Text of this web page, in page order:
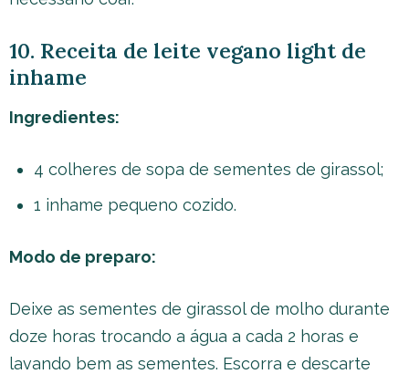
10. Receita de leite vegano light de
inhame
Ingredientes:
4 colheres de sopa de sementes de girassol;
1 inhame pequeno cozido.
Modo de preparo:
Deixe as sementes de girassol de molho durante
doze horas trocando a água a cada 2 horas e
lavando bem as sementes. Escorra e descarte